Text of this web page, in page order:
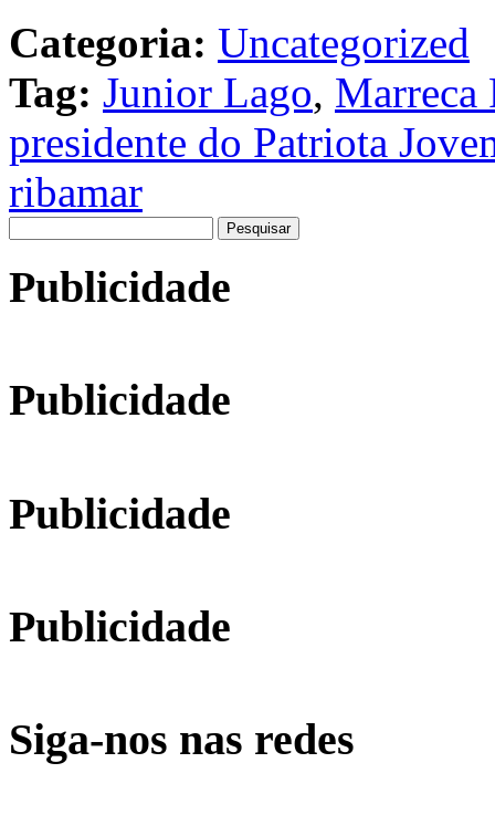
Categoria: Uncategorized
Tag: Junior Lago, Marreca
presidente do Patriota
ribamar
por:
Publicidade
Publicidade
Publicidade
Publicidade
Siga-nos nas redes